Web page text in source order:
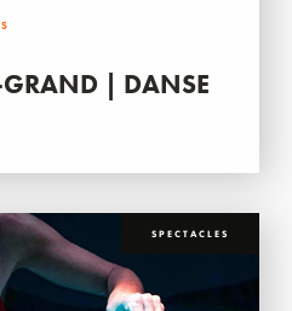
GRAND | DANSE
SPECTACLES